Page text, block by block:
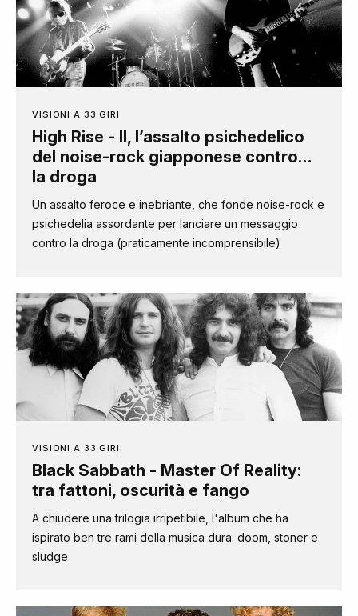
VISIONI A 33 GIRI
High Rise - II, l’assalto psichedelico
del noise-rock giapponese contro…
la droga
Un assalto feroce e inebriante, che fonde noise-rock e
psichedelia assordante per lanciare un messaggio
contro la droga (praticamente incomprensibile)
VISIONI A 33 GIRI
Black Sabbath - Master Of Reality:
tra fattoni, oscurità e fango
A chiudere una trilogia irripetibile, l'album che ha
ispirato ben tre rami della musica dura: doom, stoner e
sludge